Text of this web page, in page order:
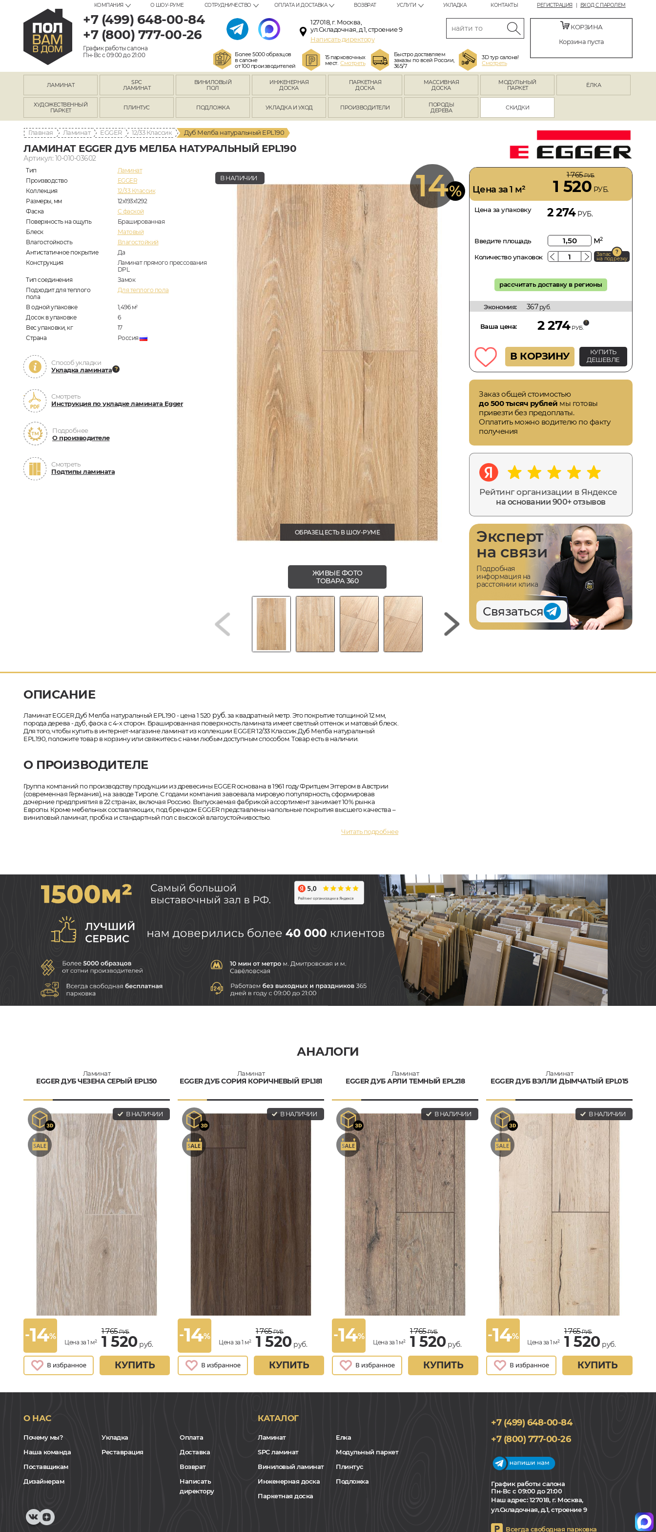
РЕГИСТРАЦИЯ ВХОД С ПАРОЛЕМ
КОМПАНИЯ О ШОУ-РУМЕ СОТРУДНИЧЕСТВО ОПЛАТА И ДОСТАВКА ВОЗВРАТ УСЛУГИ УКЛАДКА КОНТАКТЫ
+7 (499) 648-00-84
+7 (800) 777-00-26
График работы салона
Пн-Вс с 09:00 до 21:00
127018, г. Москва,
ул.Складочная, д.1, строение 9
Написать директору
Более 5000 образцов
в салоне
от 100 производителей
15 парковочных
мест.Смотреть
Быстро доставляем
заказы по всей России,
365/7
3D тур салона!
Смотреть
КОРЗИНА
Корзина пуста
ЛАМИНАТ
SPC
ЛАМИНАТ
ВИНИЛОВЫЙ
ПОЛ
ИНЖЕНЕРНАЯ
ДОСКА
ПАРКЕТНАЯ
ДОСКА
МАССИВНАЯ
ДОСКА
МОДУЛЬНЫЙ
ПАРКЕТ
ЁЛКА
ХУДОЖЕСТВЕННЫЙ
ПАРКЕТ
ПЛИНТУС ПОДЛОЖКА УКЛАДКА И УХОД ПРОИЗВОДИТЕЛИ
ПОРОДЫ
ДЕРЕВА
СКИДКИ
Главная Ламинат EGGER 12/33 Классик Дуб Мелба натуральный EPL190
ЛАМИНАТ EGGER ДУБ МЕЛБА НАТУРАЛЬНЫЙ EPL190
Артикул: 10-010-03602
Тип
Ламинат
Производство
EGGER
Коллекция
12/33 Классик
Размеры, мм
12x193х1292
Фаска
C фаской
Поверхность на ощупь
Брашированная
Блеск
Матовый
Влагостойкость
Влагостойкий
Антистатичное покрытие
Да
Конструкция
Ламинат прямого прессования
DPL
Тип соединения
Замок
Подходит для теплого
пола
Для теплого пола
В одной упаковке 1,496 м2
Досок в упаковке
6
Вес упаковки, кг
17
Страна
Россия
Способ укладки
Укладка ламината
Смотреть
Инструкция по укладке ламината Egger
Подробнее
О производителе
Смотреть
Подтипы ламината
14%
В НАЛИЧИИ
ОБРАЗЕЦ ЕСТЬ В ШОУ-РУМЕ
ЖИВЫЕ ФОТО
ТОВАРА 360
Цена за 1 м²
1 765РУБ.
1 520 РУБ.
Цена за упаковку 2 274РУБ.
Введите площадь м2
Количество упаковок Запас
на подрезку
рассчитать доставку в регионы
Экономия: 367руб.
Ваша цена: 2 274 РУБ.
В КОРЗИНУ
КУПИТЬ
ДЕШЕВЛЕ
Заказ общей стоимостью
до 500 тысяч рублей мы готовы
привезти без предоплаты.
Оплатить можно водителю по факту
получения
Рейтинг организации в Яндексе
на основании 900+ отзывов
Эксперт
на связи
Подробная
информация на
расстоянии клика
Связаться
ОПИСАНИЕ
Ламинат EGGER Дуб Мелба натуральный EPL190 - цена 1 520 руб.за квадратный метр. Это покрытие толщиной 12 мм,
порода дерева - дуб, фаска с 4-х сторон. Брашированная поверхность ламината имеет светлый оттенок и матовый блеск.
Для того, чтобы купить в интернет-магазине ламинат из коллекции EGGER 12/33 Классик Дуб Мелба натуральный
EPL190, положите товар в корзину или свяжитесь с нами любым доступным способом. Товар есть в наличии.
О ПРОИЗВОДИТЕЛЕ
Группа компаний по производству продукции из древесины EGGER основана в 1961 году Фритцем Эггером в Австрии
(современная Германия), на заводе Тироле. С годами компания завоевала мировую популярность, сформировав
дочерние предприятия в 22 странах, включая Россию. Выпускаемая фабрикой ассортимент занимает 10% рынка
Европы. Кроме мебельных составляющих, под брендом EGGER представлены напольные покрытия высшего качества –
виниловый ламинат, пробка и стандартный пол с высокой влагоустойчивостью.
Читать подробнее
АНАЛОГИ
Ламинат
EGGER ДУБ ЧЕЗЕНА СЕРЫЙ EPL150
В НАЛИЧИИ
-14%
Цена за 1 м²
1 765РУБ.
1 520руб.
КУПИТЬ
Ламинат
EGGER ДУБ СОРИЯ КОРИЧНЕВЫЙ EPL181
В НАЛИЧИИ
-14%
Цена за 1 м²
1 765РУБ.
1 520руб.
КУПИТЬ
Ламинат
EGGER ДУБ АРЛИ ТЕМНЫЙ EPL218
В НАЛИЧИИ
-14%
Цена за 1 м²
1 765РУБ.
1 520руб.
КУПИТЬ
Ламинат
EGGER ДУБ ВЭЛЛИ ДЫМЧАТЫЙ EPL015
В НАЛИЧИИ
-14%
Цена за 1 м²
1 765РУБ.
1 520руб.
КУПИТЬ
О НАС
Почему мы?
Наша команда
Поставщикам
Дизайнерам
Укладка
Реставрация
Оплата
Доставка
Возврат
Написать
директору
КАТАЛОГ
Ламинат
SPC ламинат
Виниловый ламинат
Инженерная доска
Паркетная доска
Елка
Модульный паркет
Плинтус
Подложка
+7 (499) 648-00-84
+7 (800) 777-00-26
График работы салона
Пн-Вс с 09:00 до 21:00
Наш адрес:127018, г. Москва,
ул.Складочная, д.1, строение 9
Всегда свободная парковка